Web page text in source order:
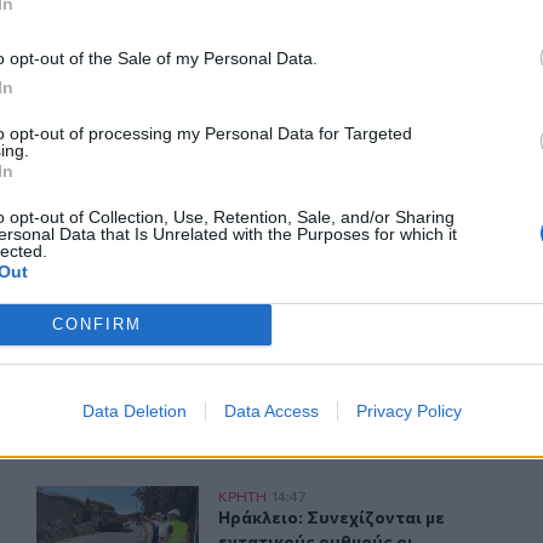
opt-out of the Sale of my Personal Data.
opt-out of processing my Personal Data for Targeted
opt-out of Collection, Use, Retention, Sale, and/or Sharing
Data that Is Unrelated with the Purposes for which it
CONFIRM
Data Deletion Data Access Privacy Policy
του CRETALIVE
ΕΊΔΗΣΗ
Βασιλείου μετά τις πυρκαγιές
δρόμο του Αγίου Βασιλείου μετά τις πυρκαγιές
Το Αρκαλοχώρι γιόρτασε τον Προστάτη και
ΚΡΗΤΗ 15:36
Με λαμπρότητα η γιορτή της
Μεταμορφώσεως του Σωτήρος
μπάνιο
άφησε την τελευταία του πνοή
Με εντατικούς ρυθμούς προχωράνε τα έργα οδικής
ΚΡΗΤΗ 14:47
Ηράκλειο: Συνεχίζονται με
Ηράκλειο: Συνεχίζονται με